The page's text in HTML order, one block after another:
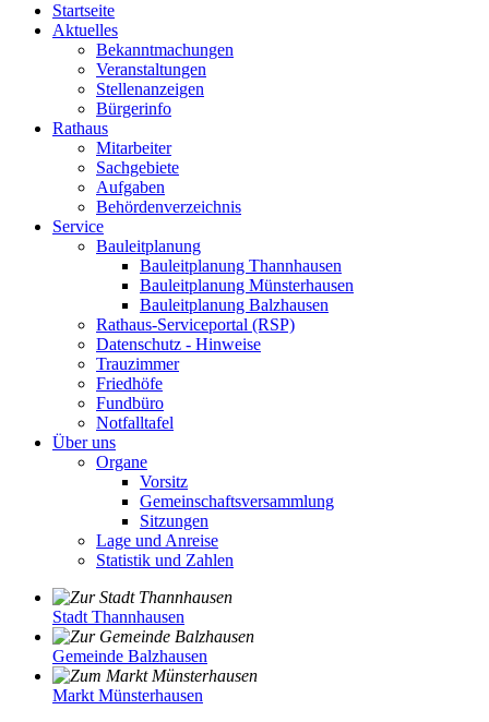
Startseite
Aktuelles
Bekanntmachungen
Veranstaltungen
Stellenanzeigen
Bürgerinfo
Rathaus
Mitarbeiter
Sachgebiete
Aufgaben
Behördenverzeichnis
Service
Bauleitplanung
Bauleitplanung Thannhausen
Bauleitplanung Münsterhausen
Bauleitplanung Balzhausen
Rathaus-Serviceportal (RSP)
Datenschutz - Hinweise
Trauzimmer
Friedhöfe
Fundbüro
Notfalltafel
Über uns
Organe
Vorsitz
Gemeinschaftsversammlung
Sitzungen
Lage und Anreise
Statistik und Zahlen
Stadt Thannhausen
Gemeinde Balzhausen
Markt Münsterhausen